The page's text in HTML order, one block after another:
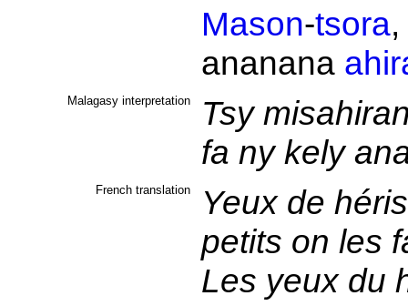
Mason-tsora,
ananana
Malagasy interpretation
Tsy
fa ny kely
French translation
Yeux de
petits on les
Les yeux du